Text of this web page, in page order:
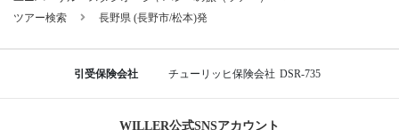
ツアー検索
長野県 (長野市/松本)発
引受保険会社 チューリッヒ保険会社 DSR-735
WILLER公式SNSアカウント